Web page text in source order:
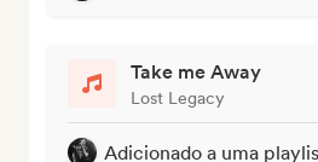
Take me Away
Lost Legacy
Adicionado a uma